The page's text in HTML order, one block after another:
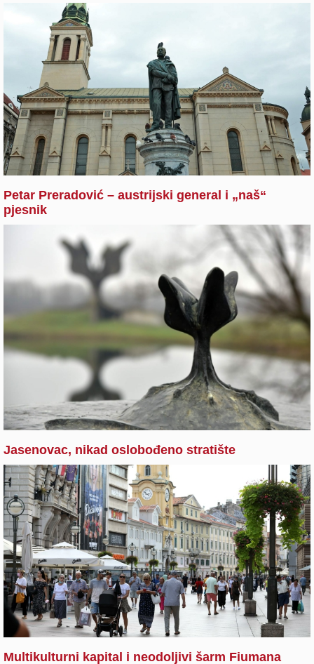
Petar Preradović – austrijski general i „naš“
pjesnik
Jasenovac, nikad oslobođeno stratište
Multikulturni kapital i neodoljivi šarm Fiumana